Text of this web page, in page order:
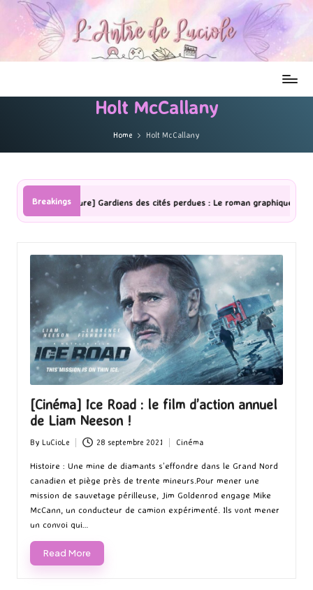
Holt McCallany
Home Holt McCallany
Breakings
Gardiens des cités perdues : Le roman graphique Tome 1 Partie 2
[Cinéma] Ice Road : le film d’action annuel
de Liam Neeson !
Posted
by
By LuCioLe 28 septembre 2021
in
Cinéma
Histoire : Une mine de diamants s’effondre dans le Grand Nord
canadien et piège près de trente mineurs.Pour mener une
mission de sauvetage périlleuse, Jim Goldenrod engage Mike
McCann, un conducteur de camion expérimenté. Ils vont mener
un convoi qui…
Read More